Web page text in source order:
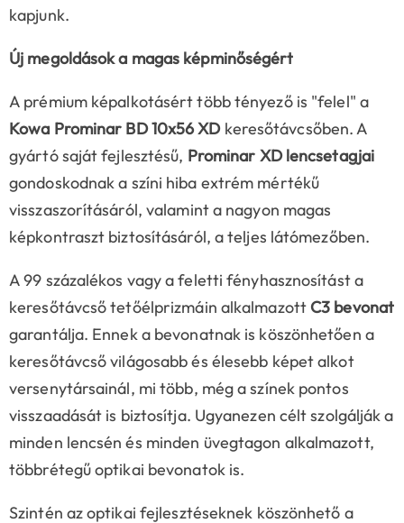
kapjunk.
Új megoldások a magas képminőségért
A prémium képalkotásért több tényező is "felel" a
Kowa Prominar BD 10x56 XDkeresőtávcsőben. A
gyártó saját fejlesztésű, Prominar XD lencsetagjai
gondoskodnak a színi hiba extrém mértékű
visszaszorításáról, valamint a nagyon magas
képkontraszt biztosításáról, a teljes látómezőben.
A 99 százalékos vagy a feletti fényhasznosítást a
keresőtávcső tetőélprizmáin alkalmazottC3 bevonat
garantálja. Ennek a bevonatnak is köszönhetően a
keresőtávcső világosabb és élesebb képet alkot
versenytársainál, mi több, még a színek pontos
visszaadását is biztosítja. Ugyanezen célt szolgálják a
minden lencsén és minden üvegtagon alkalmazott,
többrétegű optikai bevonatok is.
Szintén az optikai fejlesztéseknek köszönhető a